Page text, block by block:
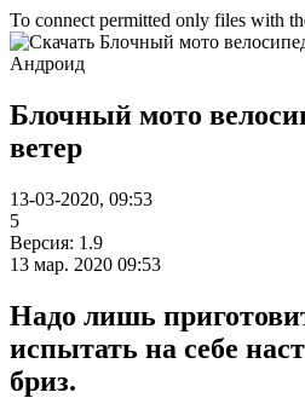
To connect permitted only files with
Блочный мото
ветер
13-03-2020, 09:53
5
Версия: 1.9
13 мар. 2020 09:53
Надо лишь
испытать на себе
бриз.